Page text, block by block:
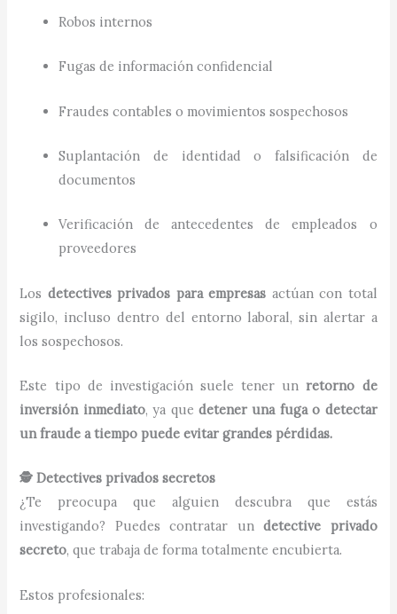
Robos internos
Fugas de información confidencial
Fraudes contables o movimientos sospechosos
Suplantación de identidad o falsificación de
documentos
Verificación de antecedentes de empleados o
proveedores
Los detectives privados para empresas actúan con total
sigilo, incluso dentro del entorno laboral, sin alertar a
los sospechosos.
Este tipo de investigación suele tener unretorno de
inversión inmediato, ya quedetener una fuga o detectar
un fraude a tiempo puede evitar grandes pérdidas.
🕵️ Detectives privados secretos
¿Te preocupa que alguien descubra que estás
investigando? Puedes contratar undetective privado
secreto, que trabaja de forma totalmente encubierta.
Estos profesionales: